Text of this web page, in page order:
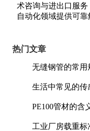
术咨询与进出口服
自动化领域提供可靠
热门文章
无缝钢管的常用
生活中常见的传
PE100管材的含
工业厂房载重